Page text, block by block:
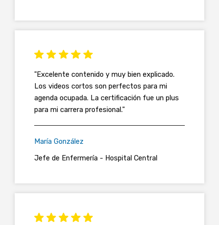
"Excelente contenido y muy bien explicado.
Los videos cortos son perfectos para mi
agenda ocupada. La certificación fue un plus
para mi carrera profesional."
María González
Jefe de Enfermería - Hospital Central